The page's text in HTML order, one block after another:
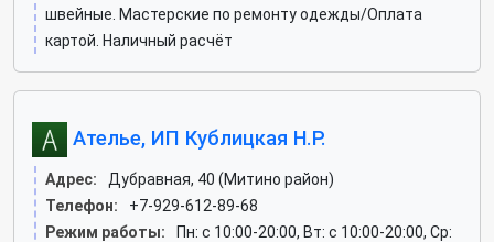
швейные. Мастерские по ремонту одежды/Оплата
картой. Наличный расчёт
Ателье, ИП Кублицкая Н.Р.
Адрес:
Дубравная, 40 (Митино район)
Телефон:
+7-929-612-89-68
Режим работы:
Пн: c 10:00-20:00, Вт: c 10:00-20:00, Ср: